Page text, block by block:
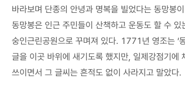
바라보며 단종의 안녕과 명복을 빌었다는 동망봉
동망봉은 인근 주민들이 산책하고 운동도 할 수 있
숭인근린공원으로 꾸며져 있다. 1771년 영조는 ‘
글을 이곳 바위에 새기도록 했지만, 일제강점기에
쓰이면서 그 글씨는 흔적도 없이 사라지고 말았다.